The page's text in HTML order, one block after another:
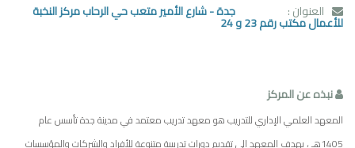
العنوان :
جدة - شارع الأمير متعب حي الرحاب مركز النخبة
للأعمال مكتب رقم 23 و 24
نبذه عن المركز
المعهد العلمي الإداري للتدريب هو معهد تدريب معتمد في مدينة جدة تأسس عام
1405هـ ، يهدف المعهد إلى تقديم دورات تدريبية متنوعة للأفراد والشركات والمؤسسات